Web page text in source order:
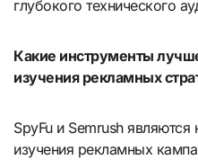
глубокого технического
Какие инструменты
изучения рекламных
SpyFu и Semrush
изучения рекламных